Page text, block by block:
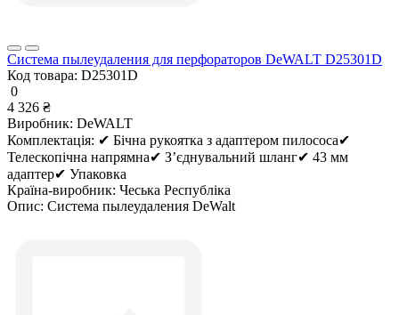
Система пылеудаления для перфораторов DeWALT D25301D
Код товара: D25301D
0
4 326 ₴
Виробник: DeWALT
Комплектація: ✔ Бічна рукоятка з адаптером пилососа✔
Телескопічна напрямна✔ З’єднувальний шланг✔ 43 мм
адаптер✔ Упаковка
Країна-виробник: Чеська Республіка
Опис: Система пылеудаления DeWalt